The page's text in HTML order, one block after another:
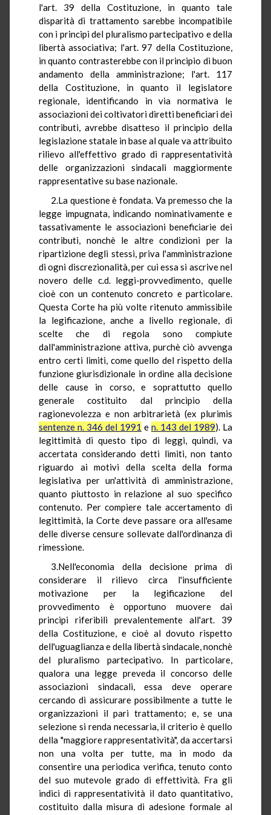
l'art. 39 della Costituzione, in quanto tale
disparità di trattamento sarebbe incompatibile
con i principi del pluralismo partecipativo e della
libertà associativa; l'art. 97 della Costituzione,
in quanto contrasterebbe con il principio di buon
andamento della amministrazione; l'art. 117
della Costituzione, in quanto il legislatore
regionale, identificando in via normativa le
associazioni dei coltivatori diretti beneficiari dei
contributi, avrebbe disatteso il principio della
legislazione statale in base al quale va attribuito
rilievo all'effettivo grado di rappresentatività
delle organizzazioni sindacali maggiormente
rappresentative su base nazionale.
2.La questione è fondata. Va premesso che la
legge impugnata, indicando nominativamente e
tassativamente le associazioni beneficiarie dei
contributi, nonchè le altre condizioni per la
ripartizione degli stessi, priva l'amministrazione
di ogni discrezionalità, per cui essa si ascrive nel
novero delle c.d. leggi-provvedimento, quelle
cioè con un contenuto concreto e particolare.
Questa Corte ha più volte ritenuto ammissibile
la legificazione, anche a livello regionale, di
scelte che di regola sono compiute
dall'amministrazione attiva, purchè ciò avvenga
entro certi limiti, come quello del rispetto della
funzione giurisdizionale in ordine alla decisione
delle cause in corso, e soprattutto quello
generale costituito dal principio della
ragionevolezza e non arbitrarietà (ex plurimis
sentenze n. 346 del 1991 e n. 143 del 1989). La
legittimità di questo tipo di leggi, quindi, va
accertata considerando detti limiti, non tanto
riguardo ai motivi della scelta della forma
legislativa per un'attività di amministrazione,
quanto piuttosto in relazione al suo specifico
contenuto. Per compiere tale accertamento di
legittimità, la Corte deve passare ora all'esame
delle diverse censure sollevate dall'ordinanza di
rimessione.
3.Nell'economia della decisione prima di
considerare il rilievo circa l'insufficiente
motivazione per la legificazione del
provvedimento è opportuno muovere dai
principi riferibili prevalentemente all'art. 39
della Costituzione, e cioè al dovuto rispetto
dell'uguaglianza e della libertà sindacale, nonchè
del pluralismo partecipativo. In particolare,
qualora una legge preveda il concorso delle
associazioni sindacali, essa deve operare
cercando di assicurare possibilmente a tutte le
organizzazioni il pari trattamento; e, se una
selezione si renda necessaria, il criterio è quello
della "maggiore rappresentatività", da accertarsi
non una volta per tutte, ma in modo da
consentire una periodica verifica, tenuto conto
del suo mutevole grado di effettività. Fra gli
indici di rappresentatività il dato quantitativo,
costituito dalla misura di adesione formale al